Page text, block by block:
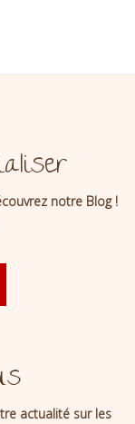
notre Blog !
actualité sur les